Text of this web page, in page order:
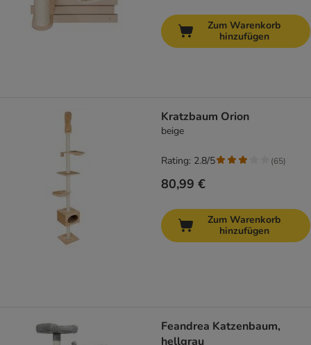
Zum Warenkorb
hinzufügen
Kratzbaum Orion
beige
80,99 €
Rating: 2.8/5 (65)
Zum Warenkorb
hinzufügen
Feandrea Katzenbaum,
hellgrau